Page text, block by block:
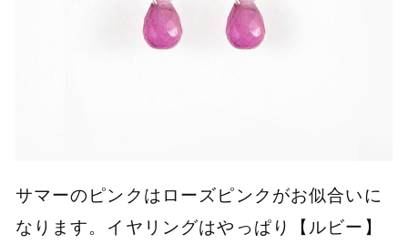
サマーのピンクはローズピンクがお似合いに
なります。イヤリングはやっぱり【ルビー】